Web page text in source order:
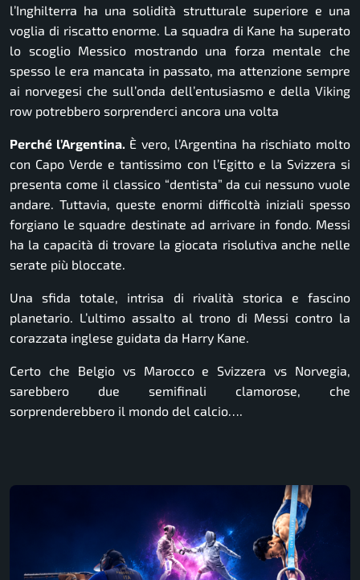
l’Inghilterra ha una solidità strutturale superiore e una
voglia di riscatto enorme. La squadra di Kane ha superato
lo scoglio Messico mostrando una forza mentale che
spesso le era mancata in passato, ma attenzione sempre
ai norvegesi che sull’onda dell’entusiasmo e della Viking
row potrebbero sorprenderci ancora una volta
Perché l’Argentina. È vero, l’Argentina ha rischiato molto
con Capo Verde e tantissimo con l’Egitto e la Svizzera si
presenta come il classico “dentista” da cui nessuno vuole
andare. Tuttavia, queste enormi difficoltà iniziali spesso
forgiano le squadre destinate ad arrivare in fondo. Messi
ha la capacità di trovare la giocata risolutiva anche nelle
serate più bloccate.
Una sfida totale, intrisa di rivalità storica e fascino
planetario. L’ultimo assalto al trono di Messi contro la
corazzata inglese guidata da Harry Kane.
Certo che Belgio vs Marocco e Svizzera vs Norvegia,
sarebbero due semifinali clamorose, che
sorprenderebbero il mondo del calcio….